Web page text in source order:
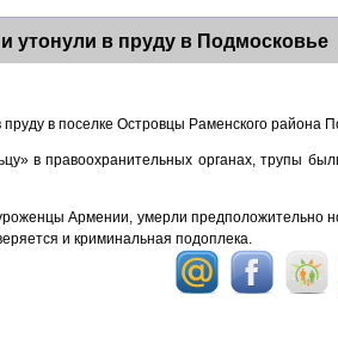
утонули в пруду в Подмосковье
в поселке Островцы Раменского района
в правоохранительных органах, трупы
Армении, умерли предположительно
и криминальная подоплека.